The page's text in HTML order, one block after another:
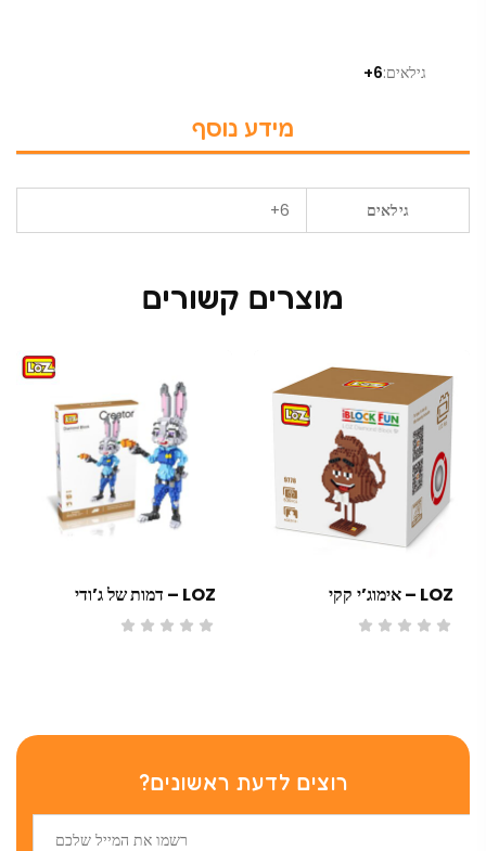
גילאים:6+
מידע נוסף
גילאים 6+
מוצרים קשורים
LOZ – אימוג’י קקי LOZ – דמות של ג’ודי
רוצים לדעת ראשונים?